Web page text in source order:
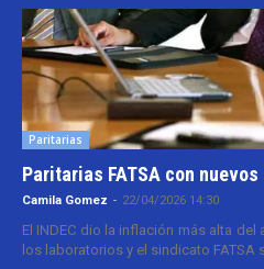
Paritarias
Paritarias FATSA con
Camila Gomez - 22/04/2026 14:30
El INDEC dio la inflación más alta
los laboratorios y el sindicato FATSA